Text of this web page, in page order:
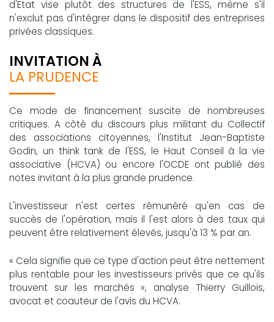
d'Etat vise plutôt des structures de l'ESS, même s'il
n'exclut pas d'intégrer dans le dispositif des entreprises
privées classiques.
INVITATION À
LA PRUDENCE
Ce mode de financement suscite de nombreuses
critiques. A côté du discours plus militant du Collectif
des associations citoyennes, l'Institut Jean-Baptiste
Godin, un think tank de l'ESS, le Haut Conseil à la vie
associative (HCVA) ou encore l'OCDE ont publié des
notes invitant à la plus grande prudence.
L'investisseur n'est certes rémunéré qu'en cas de
succès de l'opération, mais il l'est alors à des taux qui
peuvent être relativement élevés, jusqu'à 13 % par an.
« Cela signifie que ce type d'action peut être nettement
plus rentable pour les investisseurs privés que ce qu'ils
trouvent sur les marchés », analyse Thierry Guillois,
avocat et coauteur de l'avis du HCVA.